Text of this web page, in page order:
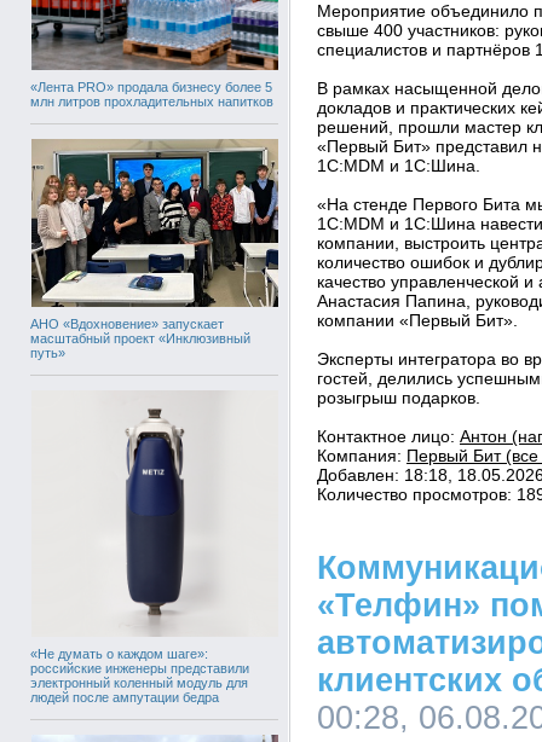
«Лента PRO» продала бизнесу более 5
млн литров прохладительных напитков
АНО «Вдохновение» запускает
масштабный проект «Инклюзивный
путь»
«Не думать о каждом шаге»:
российские инженеры представили
электронный коленный модуль для
людей после ампутации бедра
Мероприятие объединило
свыше 400 участников:
специалистов и партнёров
В рамках насыщенной
докладов и практических
решений, прошли мастер
«Первый Бит» представил
1С:MDM и 1C:Шина.
«На стенде Первого Бита
1С:MDM и 1C:Шина
компании, выстроить
количество ошибок и
качество управленческой
Анастасия Папина,
компании «Первый Бит».
Эксперты интегратора во
гостей, делились
розыгрыш подарков.
Контактное лицо: Антон
Компания: Первый Бит (все
Добавлен: 18:18,
Количество просмотров:
«Телфин»
клиентских
00:28,